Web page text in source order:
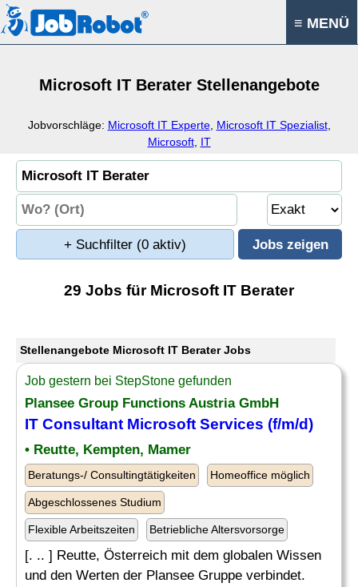
≡ MENÜ
Microsoft IT Berater Stellenangebote
Jobvorschläge: Microsoft IT Experte, Microsoft IT Spezialist,
Microsoft, IT
+ Suchfilter (0 aktiv)
29 Jobs für Microsoft IT Berater
Stellenangebote Microsoft IT Berater Jobs
Job gestern bei StepStone gefunden
Plansee Group Functions Austria GmbH
IT Consultant Microsoft Services (f/m/d)
• Reutte, Kempten, Mamer
Beratungs-/ Consultingtätigkeiten Homeoffice möglich
Abgeschlossenes Studium
Flexible Arbeitszeiten Betriebliche Altersvorsorge
[. .. ] Reutte, Österreich mit dem globalen Wissen
und den Werten der Plansee Gruppe verbindet.